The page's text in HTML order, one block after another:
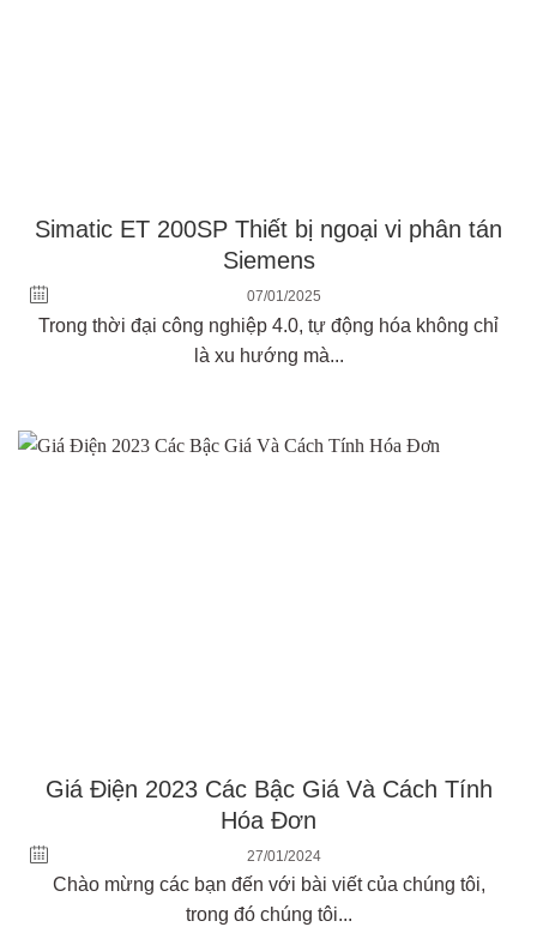
Simatic ET 200SP Thiết bị ngoại vi phân tán
Siemens
07/01/2025
Trong thời đại công nghiệp 4.0, tự động hóa không chỉ
là xu hướng mà...
Giá Điện 2023 Các Bậc Giá Và Cách Tính
Hóa Đơn
27/01/2024
Chào mừng các bạn đến với bài viết của chúng tôi,
trong đó chúng tôi...